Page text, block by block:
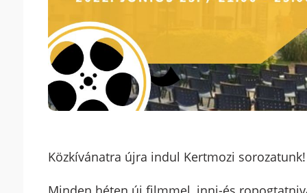
Közkívánatra újra indul Kertmozi sorozatunk!